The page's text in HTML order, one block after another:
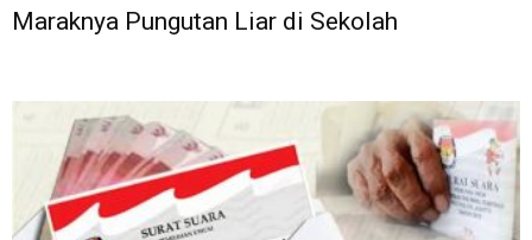
Maraknya Pungutan Liar di Sekolah